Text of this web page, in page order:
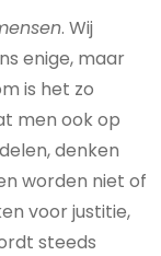
. Wij
enige, maar
is het zo
men ook op
denken
worden niet of
voor justitie,
steeds